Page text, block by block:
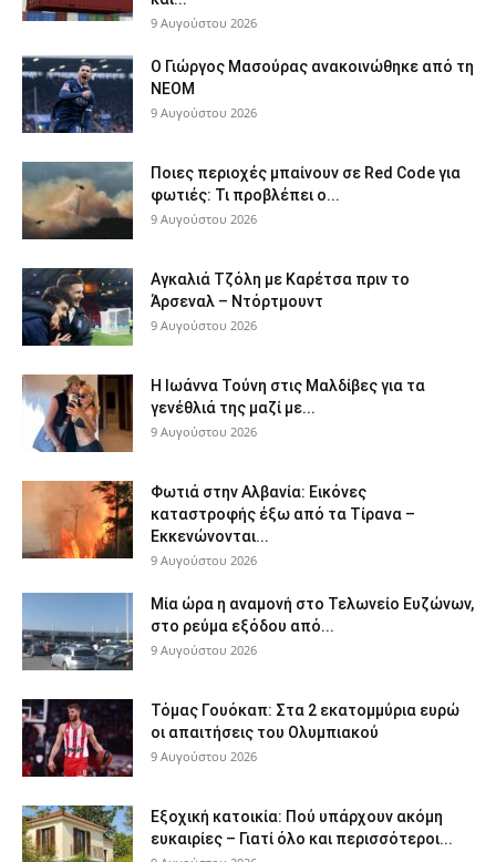
9 Αυγούστου 2026
Ο Γιώργος Μασούρας ανακοινώθηκε από τη
ΝΕΟΜ
9 Αυγούστου 2026
Ποιες περιοχές μπαίνουν σε Red Code για
φωτιές: Τι προβλέπει ο...
9 Αυγούστου 2026
Αγκαλιά Τζόλη με Καρέτσα πριν το
Άρσεναλ – Ντόρτμουντ
9 Αυγούστου 2026
Η Ιωάννα Τούνη στις Μαλδίβες για τα
γενέθλιά της μαζί με...
9 Αυγούστου 2026
Φωτιά στην Αλβανία: Εικόνες
καταστροφής έξω από τα Τίρανα –
Εκκενώνονται...
9 Αυγούστου 2026
Μία ώρα η αναμονή στο Τελωνείο Ευζώνων,
στο ρεύμα εξόδου από...
9 Αυγούστου 2026
Τόμας Γουόκαπ: Στα 2 εκατομμύρια ευρώ
οι απαιτήσεις του Ολυμπιακού
9 Αυγούστου 2026
Εξοχική κατοικία: Πού υπάρχουν ακόμη
ευκαιρίες – Γιατί όλο και περισσότεροι...